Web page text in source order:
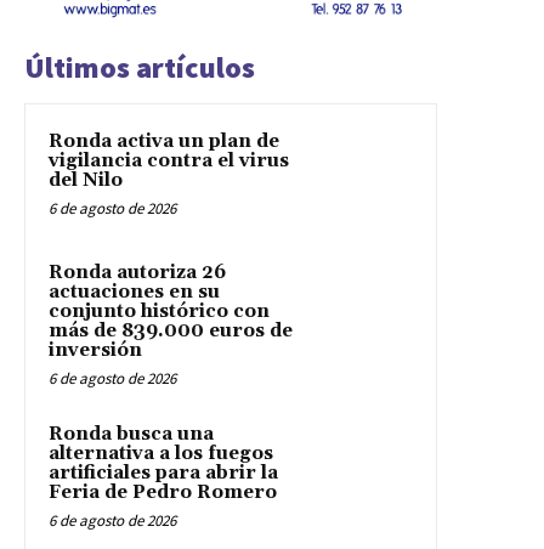
Últimos artículos
Ronda activa un plan de
vigilancia contra el virus
del Nilo
6 de agosto de 2026
Ronda autoriza 26
actuaciones en su
conjunto histórico con
más de 839.000 euros de
inversión
6 de agosto de 2026
Ronda busca una
alternativa a los fuegos
artificiales para abrir la
Feria de Pedro Romero
6 de agosto de 2026